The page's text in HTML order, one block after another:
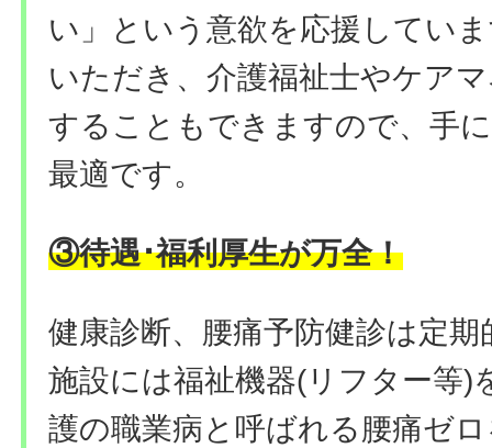
い」という意欲を応援してい
いただき、介護福祉士やケア
することもできますので、手
最適です。
③待遇･福利厚生が万全！
健康診断、腰痛予防健診は定
施設には福祉機器(リフター等)
護の職業病と呼ばれる腰痛ゼ